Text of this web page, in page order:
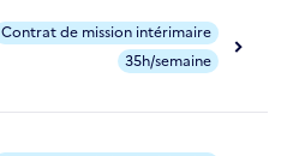
Contrat de mission intérimaire
35h/semaine